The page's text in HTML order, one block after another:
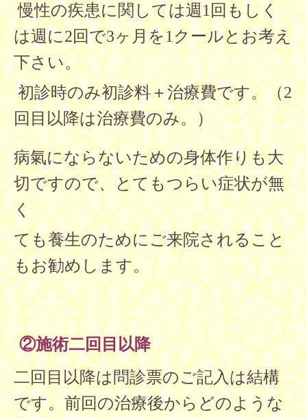
慢性の疾患に関しては週1回もしく
は週に2回で3ヶ月を1クールとお考え
下さい。
初診時のみ初診料＋治療費です。（2
回目以降は治療費のみ。）
病氣にならないための身体作りも大
切ですので、とてもつらい症状が無
く
ても養生のためにご来院されること
もお勧めします。
②施術二回目以降
二回目以降は問診票のご記入は結構
です。前回の治療後からどのような